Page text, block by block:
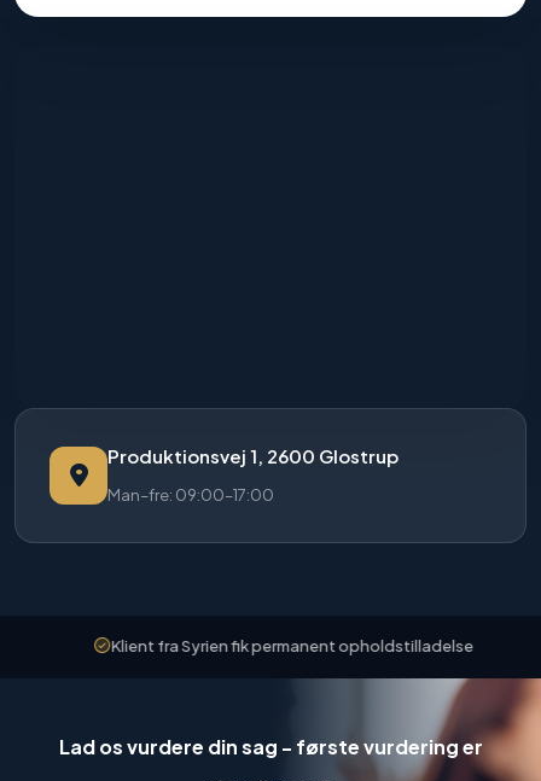
Produktionsvej 1, 2600 Glostrup
Man–fre: 09:00–17:00
Klient fra Syrien fik permanent opholdstilladelse
Lad os vurdere din sag - første vurdering er